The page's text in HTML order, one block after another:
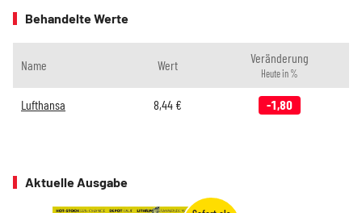
Behandelte Werte
Name Wert Veränderung
Heute in %
Lufthansa 8,44 € -1,80
Aktuelle Ausgabe